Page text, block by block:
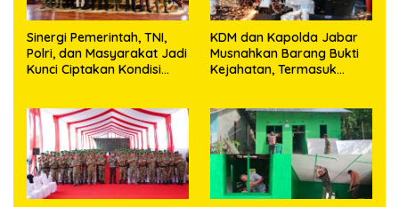
Sinergi Pemerintah, TNI,
Polri, dan Masyarakat Jadi
Kunci Ciptakan Kondisi
KDM dan Kapolda Jabar
Musnahkan Barang Bukti
Kejahatan, Termasuk